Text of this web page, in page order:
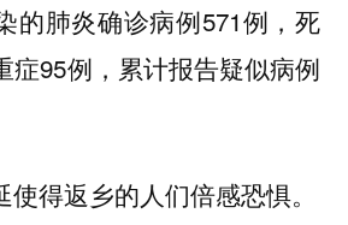
的肺炎确诊病例571例，死
症95例，累计报告疑似病例
得返乡的人们倍感恐惧。